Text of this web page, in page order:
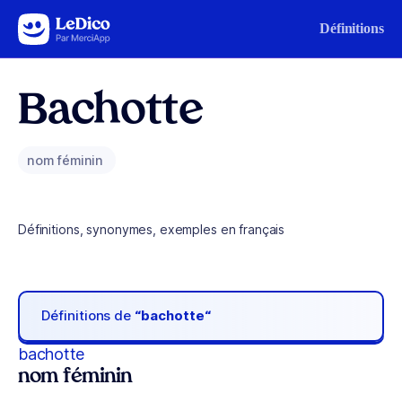
Aller au contenu Définitions
Bachotte
nom féminin
Définitions, synonymes, exemples en français
Définitions de “bachotte“
bachotte
nom féminin